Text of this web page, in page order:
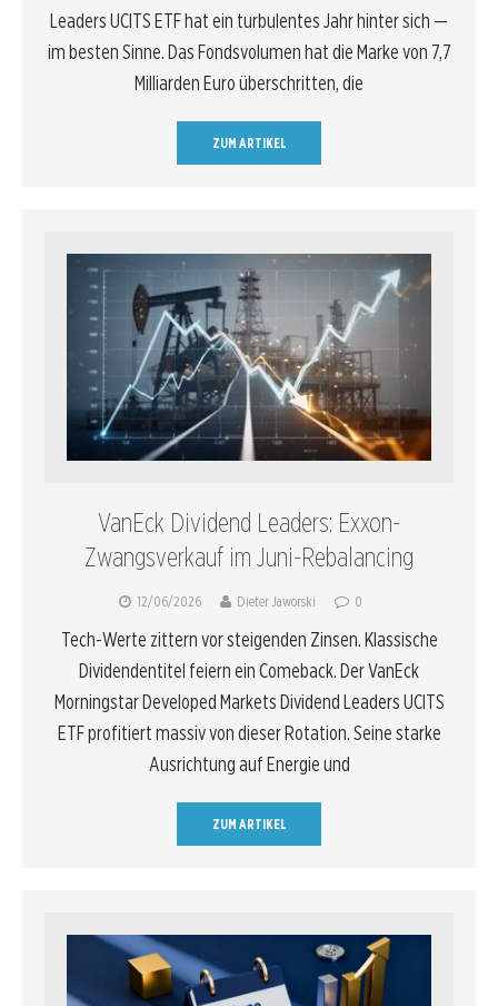
Leaders UCITS ETF hat ein turbulentes Jahr hinter sich —
im besten Sinne. Das Fondsvolumen hat die Marke von 7,7
Milliarden Euro überschritten, die
ZUM ARTIKEL
VanEck Dividend Leaders: Exxon-
Zwangsverkauf im Juni-Rebalancing
12/06/2026 Dieter Jaworski 0
Tech-Werte zittern vor steigenden Zinsen. Klassische
Dividendentitel feiern ein Comeback. Der VanEck
Morningstar Developed Markets Dividend Leaders UCITS
ETF profitiert massiv von dieser Rotation. Seine starke
Ausrichtung auf Energie und
ZUM ARTIKEL